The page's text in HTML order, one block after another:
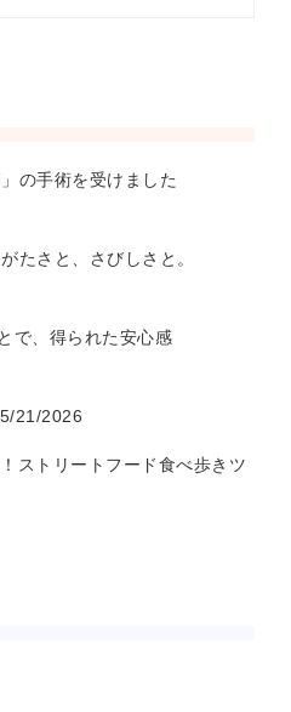
の手術を受けました
たさと、さびしさと。
で、得られた安心感
21/2026
ストリートフード食べ歩きツ